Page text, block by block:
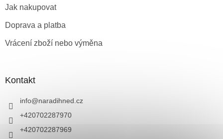
Jak nakupovat
Doprava a platba
Vrácení zboží nebo výměna
Kontakt
info@naradihned.cz
+420702287970
+420702287969